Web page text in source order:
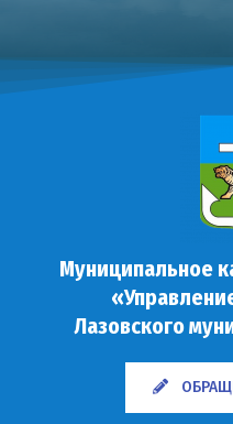
Муниципальное
Лазовского